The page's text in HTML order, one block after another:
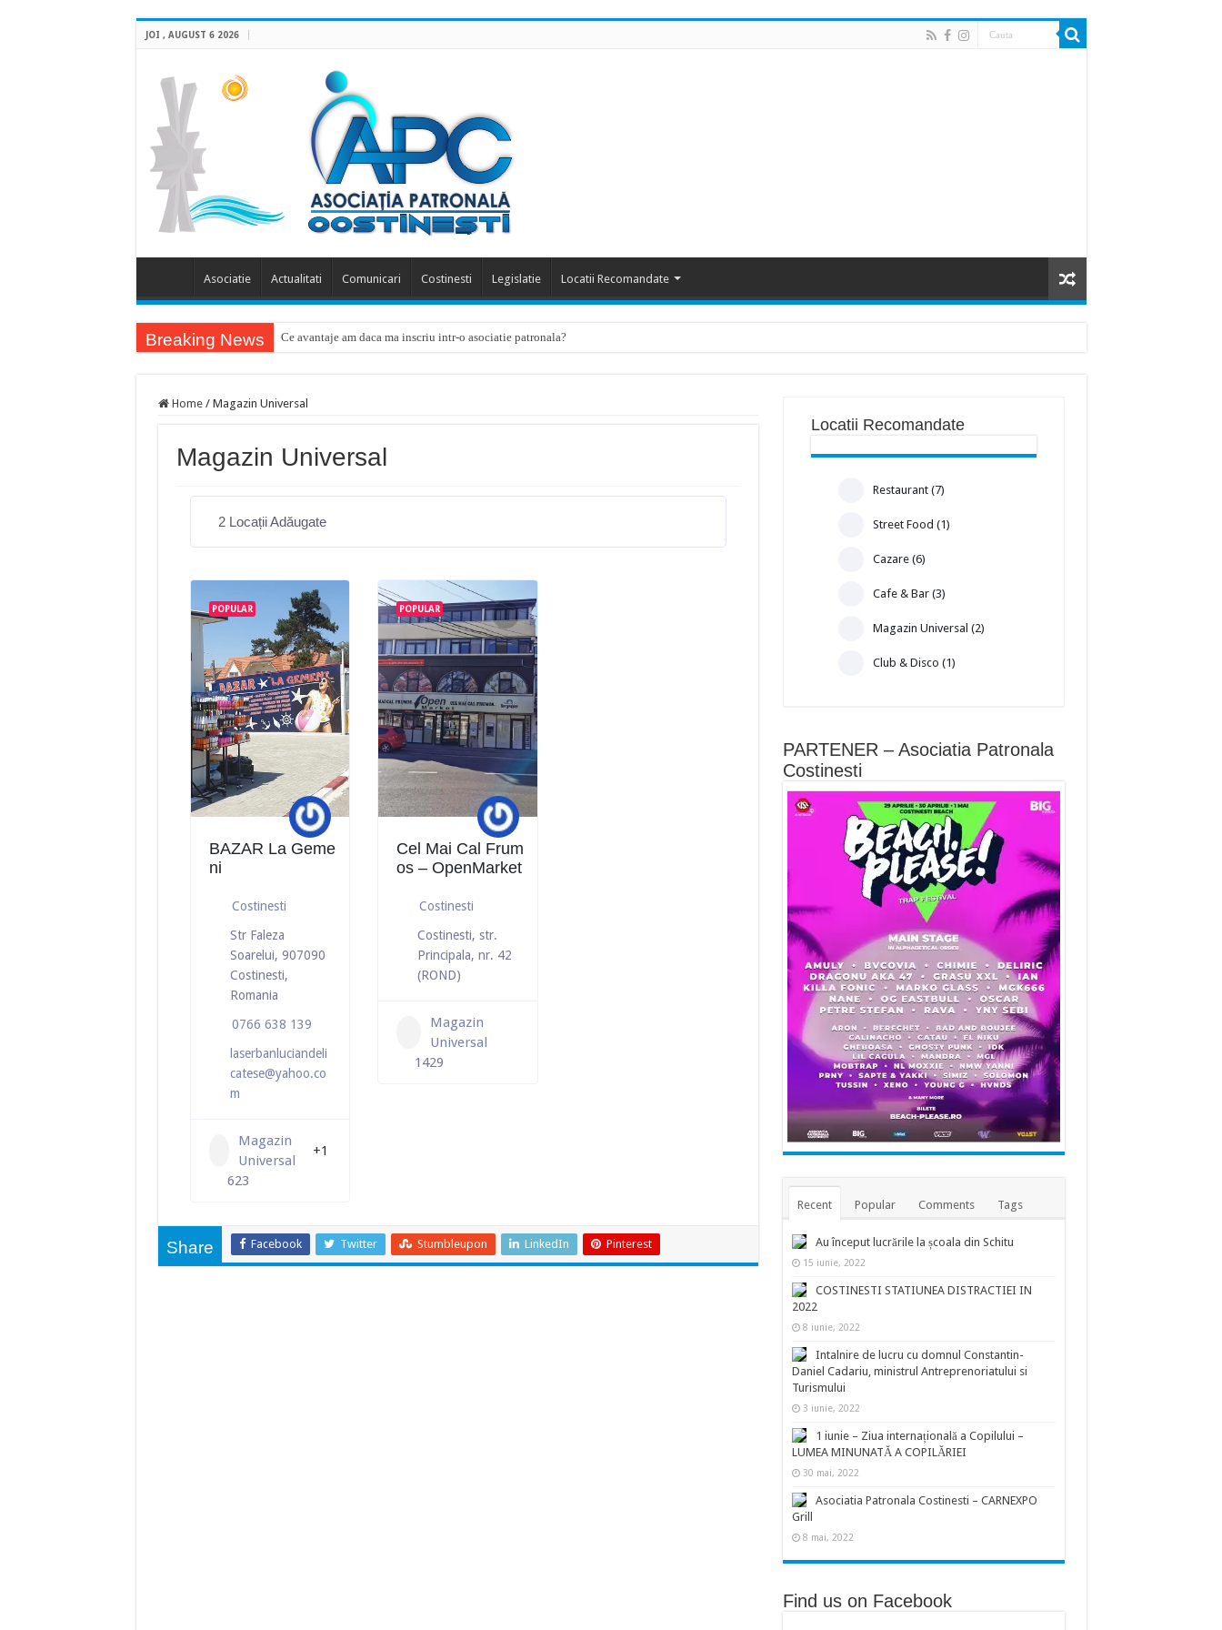
JOI , AUGUST 6 2026
Asociatie Actualitati Comunicari Costinesti Legislatie Locatii Recomandate
Breaking News Ce avantaje am daca ma inscriu intr-o asociatie patronala?
Home / Magazin Universal
Magazin Universal
2Locații Adăugate
POPULAR
BAZAR La Geme
ni
Costinesti
Str Faleza
Soarelui, 907090
Costinesti,
Romania
0766 638 139
laserbanluciandeli
catese@yahoo.co
m
Magazin
Universal
+1
623
POPULAR
Cel Mai Cal Frum
os – OpenMarket
Costinesti
Costinesti, str.
Principala, nr. 42
(ROND)
Magazin
Universal
1429
Share Facebook Twitter Stumbleupon LinkedIn Pinterest
Locatii Recomandate
Restaurant (7)
Street Food (1)
Cazare (6)
Cafe & Bar (3)
Magazin Universal (2)
Club & Disco (1)
PARTENER – Asociatia Patronala
Costinesti
Recent Popular Comments Tags
Au început lucrările la școala din Schitu
15 iunie, 2022
COSTINESTI STATIUNEA DISTRACTIEI IN
2022
8 iunie, 2022
Intalnire de lucru cu domnul Constantin-
Daniel Cadariu, ministrul Antreprenoriatului si
Turismului
3 iunie, 2022
1 iunie – Ziua internațională a Copilului –
LUMEA MINUNATĂ A COPILĂRIEI
30 mai, 2022
Asociatia Patronala Costinesti – CARNEXPO
Grill
8 mai, 2022
Find us on Facebook